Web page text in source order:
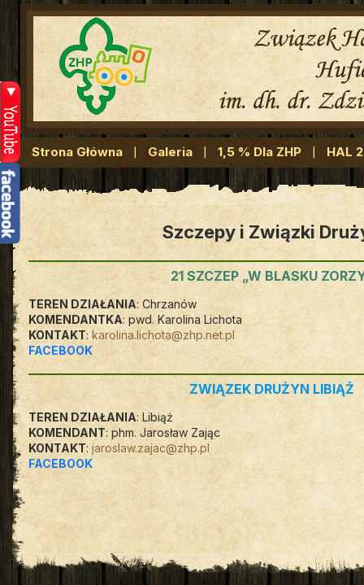
Strona Główna Galeria 1,5 % Dla ZHP HAL
Szczepy i Związki
21 SZCZEP „W BLASKU
TEREN DZIAŁANIA: Chrzanów
KOMENDANTKA: pwd. Karolina Lichota
KONTAKT: karolina.lichota@zhp.net.pl
FACEBOOK
ZWIĄZEK DRUŻYN LIBIĄŻ
TEREN DZIAŁANIA: Libiąż
KOMENDANT: phm. Jarosław Zając
KONTAKT: jaroslaw.zajac@zhp.pl
FACEBOOK